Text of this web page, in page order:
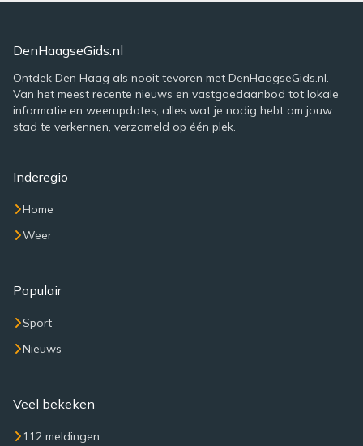
DenHaagseGids.nl
Ontdek Den Haag als nooit tevoren met DenHaagseGids.nl.
Van het meest recente nieuws en vastgoedaanbod tot lokale
informatie en weerupdates, alles wat je nodig hebt om jouw
stad te verkennen, verzameld op één plek.
Inderegio
Home
Weer
Populair
Sport
Nieuws
Veel bekeken
112 meldingen